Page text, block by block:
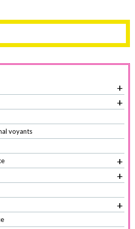
+
+
voyants
+
+
+